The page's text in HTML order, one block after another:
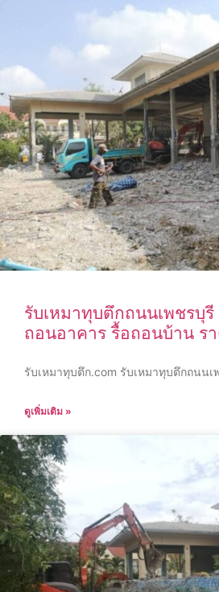
รับเหมาทุบตึกถนนเพชรบุ
ถอนอาคาร รื้อถอนบ้าน ร
รับเหมาทุบตึก.com รับเหมาทุบตึกถนนเ
ดูเพิ่มเติม »